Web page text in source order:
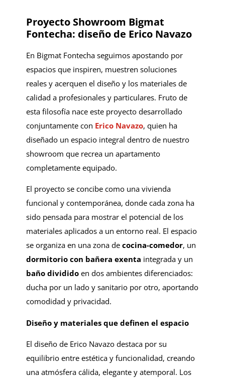
Proyecto Showroom Bigmat
Fontecha: diseño de Erico Navazo
En Bigmat Fontecha seguimos apostando por
espacios que inspiren, muestren soluciones
reales y acerquen el diseño y los materiales de
calidad a profesionales y particulares. Fruto de
esta filosofía nace este proyecto desarrollado
conjuntamente con Erico Navazo, quien ha
diseñado un espacio integral dentro de nuestro
showroom que recrea un apartamento
completamente equipado.
El proyecto se concibe como una vivienda
funcional y contemporánea, donde cada zona ha
sido pensada para mostrar el potencial de los
materiales aplicados a un entorno real. El espacio
se organiza en una zona decocina-comedor, un
dormitorio con bañera exenta integrada y un
baño dividido en dos ambientes diferenciados:
ducha por un lado y sanitario por otro, aportando
comodidad y privacidad.
Diseño y materiales que definen el espacio
El diseño de Erico Navazo destaca por su
equilibrio entre estética y funcionalidad, creando
una atmósfera cálida, elegante y atemporal. Los